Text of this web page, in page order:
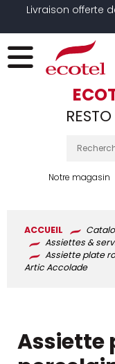
Livraison offerte
Notre magasin
ACCUEIL
Assiettes &
Assiette plate
Artic Accolade
Assiette
Panneau de gestion des